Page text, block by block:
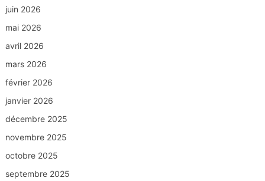
juin 2026
mai 2026
avril 2026
mars 2026
février 2026
janvier 2026
décembre 2025
novembre 2025
octobre 2025
septembre 2025